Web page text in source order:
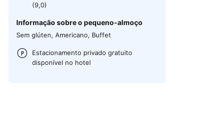
(9,0)
Informação sobre o pequeno-almoço
Sem glúten, Americano, Buffet
Estacionamento privado gratuito
disponível no hotel